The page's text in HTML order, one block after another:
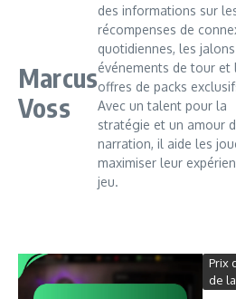
Marcus
Voss
des informations sur
récompenses de
quotidiennes, les
événements de tour et
offres de packs
Avec un talent pour la
stratégie et un amour
narration, il aide les
maximiser leur
jeu.
Prix
de